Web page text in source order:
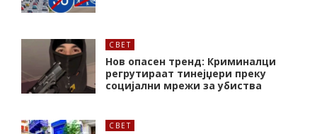
СВЕТ
Нов опасен тренд: Криминалци
регрутираат тинејџери преку
социјални мрежи за убиства
СВЕТ